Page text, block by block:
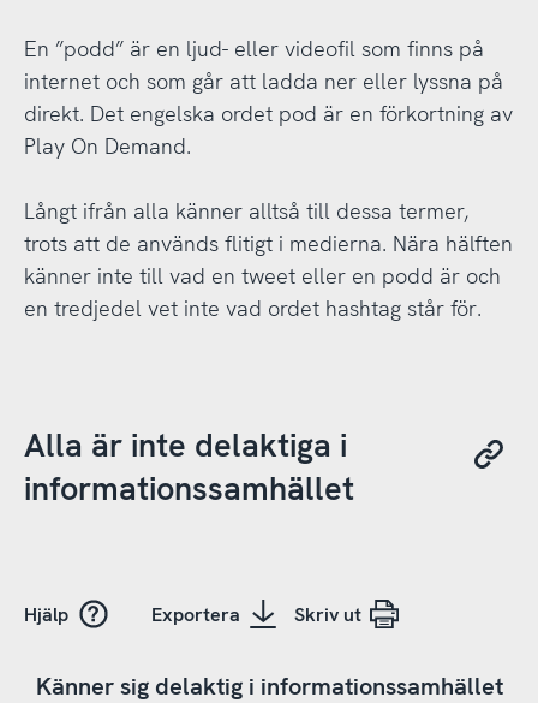
En ”podd” är en ljud- eller videofil som finns på
internet och som går att ladda ner eller lyssna på
direkt. Det engelska ordet pod är en förkortning av
Play On Demand.
Långt ifrån alla känner alltså till dessa termer,
trots att de används flitigt i medierna. Nära hälften
känner inte till vad en tweet eller en podd är och
en tredjedel vet inte vad ordet hashtag står för.
Alla är inte delaktiga i
informationssamhället
Hjälp Exportera Skriv ut
Känner sig delaktig i informationssamhället